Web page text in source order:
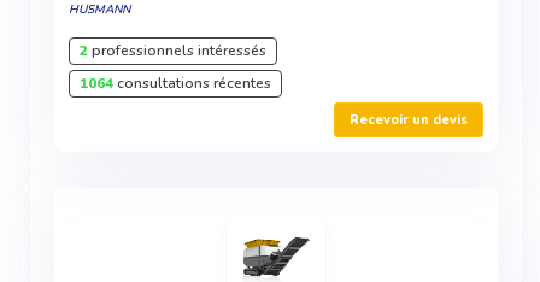
HUSMANN
2professionnels intéressés
1064consultations récentes
Recevoir un devis